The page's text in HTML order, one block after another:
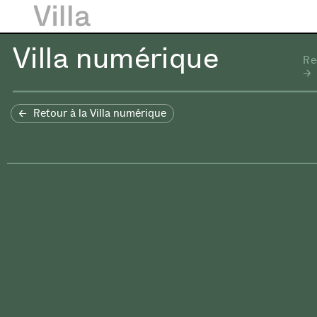
Villa numérique
Retour à la Villa numérique